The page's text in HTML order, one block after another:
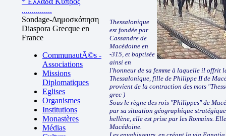
...............
Sondage-Δημοσκόπηση
Diaspora Grecque en
France
CommunautÃ©s -
Associations
Missions
Diplomatiques
Eglises
Organismes
Institutions
Monastères
Médias
Thessalonique
est fondée par
Cassandre de
Macédoine en
-315, et baptisée
ainsi en
l'honneur de sa femme à laquelle il offrit
Thessalonique, fille de Philippe II de
provient de la contraction des mots
grec )
Sous le règne des rois "Philippes" de
par sa situation géographique
hellène, elle est prise par les Romains.
Macédoine.